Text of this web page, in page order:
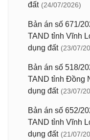
đất (24/07/2026)
Bản án số 671/
TAND tỉnh Vĩnh
dụng đất (23/07/
Bản án số 518/
TAND tỉnh Đồng
dụng đất (23/07/
Bản án số 652/
TAND tỉnh Vĩnh
dụng đất (21/07/